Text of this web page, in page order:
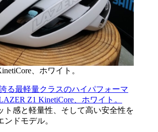
、ホワイト。
ト感と軽量性、そして高い安全性を
ンドモデル。